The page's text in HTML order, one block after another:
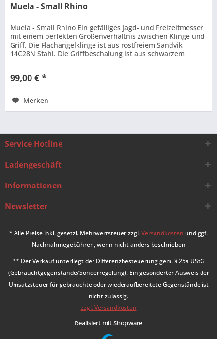
Muela - Small Rhino
Muela - Small Rhino Ein gefälliges Jagd- und Freizeitmesser
mit einem perfekten Größenverhältnis zwischen Klinge und
Griff. Die Flachangelklinge ist aus rostfreiem Sandvik
14C28N Stahl. Die Griffbeschalung ist aus schwarzem
99,00 € *
Merken
Service Hotline
Ladengeschäft
Informationen
Newsletter
* Alle Preise inkl. gesetzl. Mehrwertsteuer zzgl.Versandkosten und ggf.
Nachnahmegebühren, wenn nicht anders beschrieben
** Der Verkauf unterliegt der Differenzbesteuerung gem. § 25a UStG
(Gebrauchtgegenstände/Sonderregelung). Ein gesonderter Ausweis der
Umsatzsteuer für gebrauchte oder wiederaufbereitete Gegenstände ist
nicht zulässig.
zzgl. Versandkosten
Realisiert mit Shopware